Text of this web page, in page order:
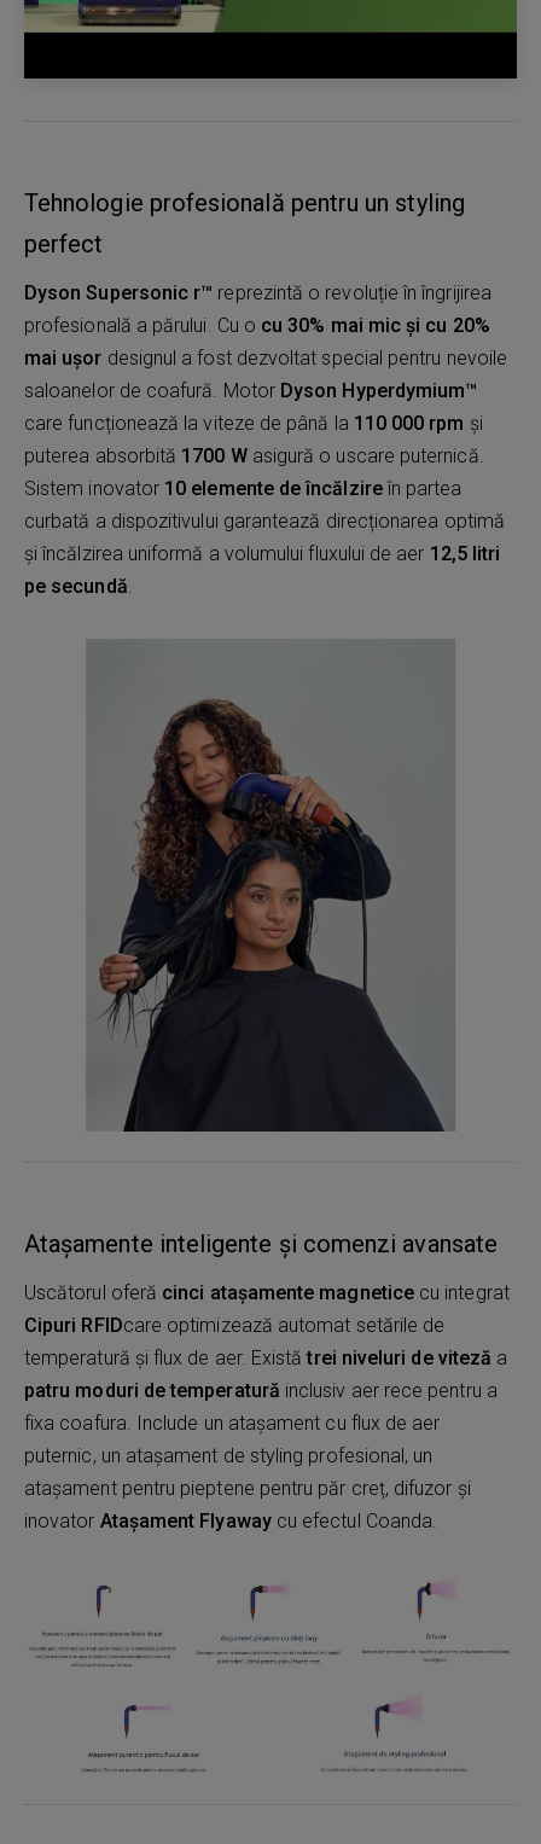
Tehnologie profesională pentru un styling
perfect
Dyson Supersonic r™ reprezintă o revoluție în îngrijirea
profesională a părului. Cu o cu 30% mai mic și cu 20%
mai ușor designul a fost dezvoltat special pentru nevoile
saloanelor de coafură. Motor Dyson Hyperdymium™
care funcționează la viteze de până la 110 000 rpm și
puterea absorbită 1700 Wasigură o uscare puternică.
Sistem inovator 10 elemente de încălzireîn partea
curbată a dispozitivului garantează direcționarea optimă
și încălzirea uniformă a volumului fluxului de aer 12,5 litri
pe secundă
Atașamente inteligente și comenzi avansate
Uscătorul oferă cinci atașamente magneticecu integrat
Cipuri RFIDcare optimizează automat setările de
temperatură și flux de aer. Existătrei niveluri de viteză a
patru moduri de temperatură inclusiv aer rece pentru a
fixa coafura. Include un atașament cu flux de aer
puternic, un atașament de styling profesional, un
atașament pentru pieptene pentru păr creț, difuzor și
inovator Atașament Flyawaycu efectul Coanda.